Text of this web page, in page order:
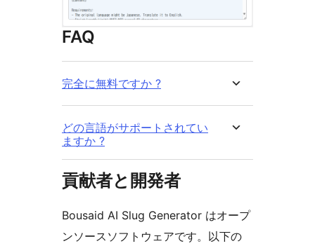
FAQ
完全に無料ですか ?
どの言語がサポートされてい
ますか ?
貢献者と開発者
Bousaid AI Slug Generator はオープ
ンソースソフトウェアです。以下の